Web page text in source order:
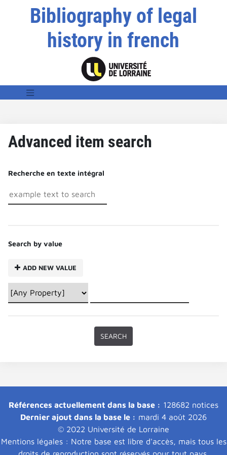
Bibliography of legal
history in french
Advanced item search
Recherche en texte intégral
Search by value
ADD NEW VALUE
Références actuellement dans la base : 128682 notices
Dernier ajout dans la base le : mardi 4 août 2026
© 2022 Université de Lorraine
Mentions légales : Notre base est libre d'accès, mais tous les